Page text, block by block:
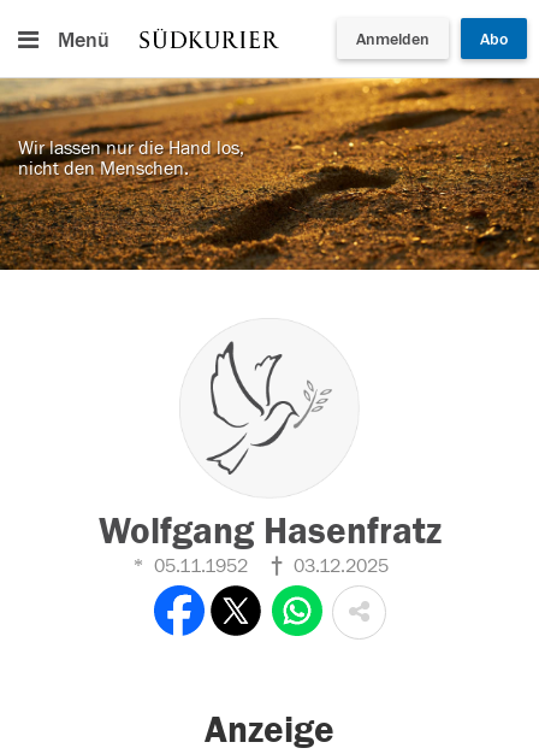
Menü Anmelden Abo
Wir lassen nur die Hand los,
nicht den Menschen.
Wolfgang Hasenfratz
05.11.1952 03.12.2025
Anzeige